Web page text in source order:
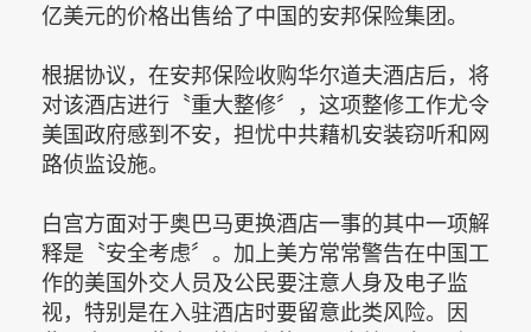
亿美元的价格出售给了中国的安邦保险集团。
根据协议，在安邦保险收购华尔道夫酒店后，将
对该酒店进行〝重大整修〞，这项整修工作尤令
美国政府感到不安，担忧中共藉机安装窃听和网
路侦监设施。
白宫方面对于奥巴马更换酒店一事的其中一项解
释是〝安全考虑〞。加上美方常常警告在中国工
作的美国外交人员及公民要注意人身及电子监
视，特别是在入驻酒店时要留意此类风险。因